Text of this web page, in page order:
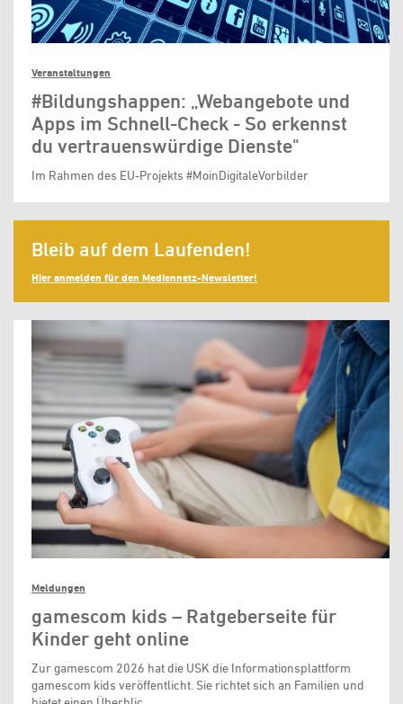
Veranstaltungen
#Bildungshappen: „Webangebote und
Apps im Schnell-Check - So erkennst
du vertrauenswürdige Dienste"
Im Rahmen des EU-Projekts #MoinDigitaleVorbilder
Bleib auf dem Laufenden!
Hier anmelden für den Mediennetz-Newsletter!
Meldungen
gamescom kids – Ratgeberseite für
Kinder geht online
Zur gamescom 2026 hat die USK die Informationsplattform
gamescom kids veröffentlicht. Sie richtet sich an Familien und